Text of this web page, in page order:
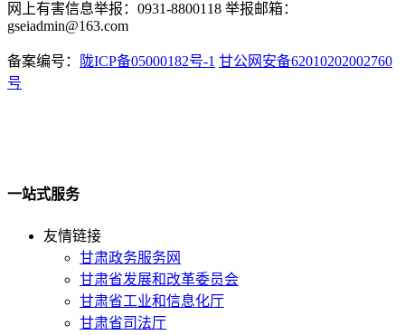
网上有害信息举报：0931-8800118 举报邮箱：
gseiadmin@163.com
备案编号： 陇ICP备05000182号-1 甘公网安备62010202002760
号
一站式服务
友情链接
甘肃政务服务网
甘肃省发展和改革委员会
甘肃省工业和信息化厅
甘肃省司法厅